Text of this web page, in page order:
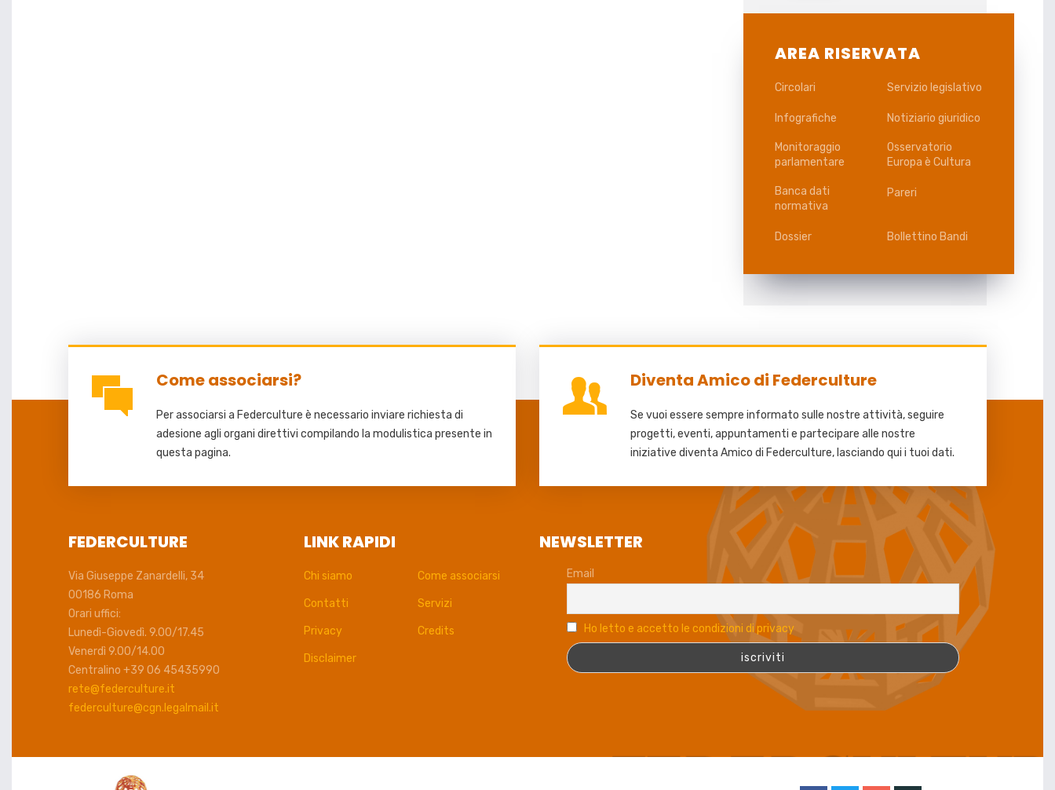
AREA RISERVATA
Circolari Servizio legislativo
Infografiche Notiziario giuridico
Monitoraggio
parlamentare
Osservatorio
Europa è Cultura
Banca dati
normativa
Pareri
Dossier Bollettino Bandi
Come associarsi?
Per associarsi a Federculture è necessario inviare richiesta di
adesione agli organi direttivi compilando la modulistica presente in
questa pagina.
Diventa Amico di Federculture
Se vuoi essere sempre informato sulle nostre attività, seguire
progetti, eventi, appuntamenti e partecipare alle nostre
iniziative diventa Amico di Federculture, lasciando qui i tuoi dati.
FEDERCULTURE
Via Giuseppe Zanardelli, 34
00186 Roma
Orari uffici:
Lunedì-Giovedì. 9.00/17.45
Venerdì 9.00/14.00
Centralino +39 06 45435990
rete@federculture.it
federculture@cgn.legalmail.it
LINK RAPIDI
Chi siamo Come associarsi
Contatti Servizi
Privacy Credits
Disclaimer
NEWSLETTER
Email
Ho letto e accetto le condizioni di privacy